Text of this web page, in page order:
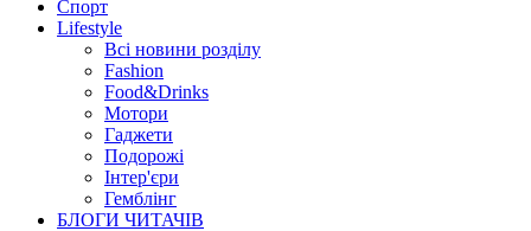
Спорт
Lifestyle
Всі новини розділу
Fashion
Food&Drinks
Мотори
Гаджети
Подорожі
Інтер'єри
Гемблінг
БЛОГИ ЧИТАЧІВ